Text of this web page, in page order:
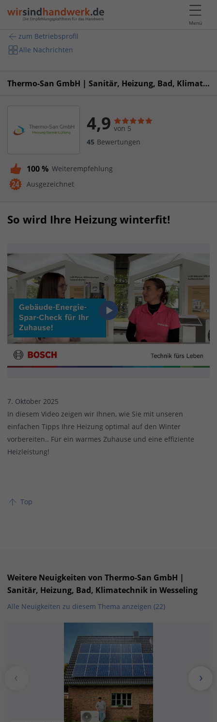
Menü
zum Betriebsprofil
Alle Nachrichten
Thermo-San GmbH | Sanitär, Heizung, Bad, Klimatechnik in Wesseling
4,9 von 5
45 Bewertungen
100 % Weiterempfehlung
Ausgezeichnet
So wird Ihre Heizung winterfit!
7. Oktober 2025
In diesem Video zeigen wir Ihnen, wie Sie mit unseren
einfachen Tipps Ihre Heizung optimal auf den Winter
vorbereiten.. Für ein warmes Zuhause und eine effiziente
Heizleistung!
Top
Weitere Neuigkeiten von Thermo-San GmbH |
Sanitär, Heizung, Bad, Klimatechnik in Wesseling
Alle Neuigkeiten zu diesem Thema anzeigen (22)